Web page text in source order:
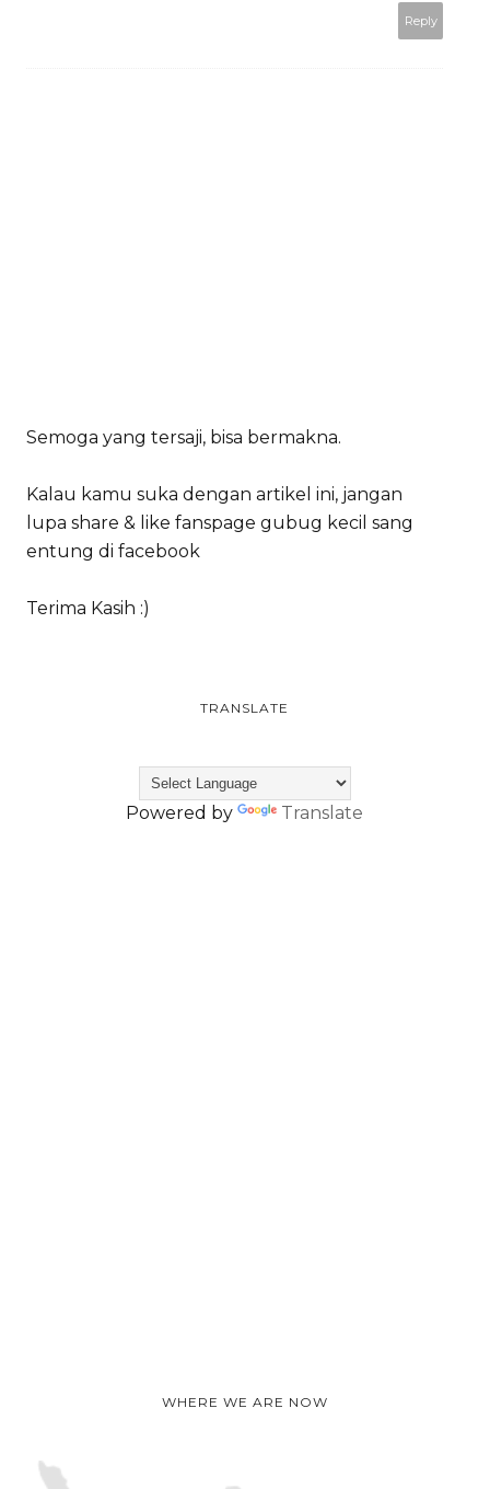
Reply
Semoga yang tersaji, bisa bermakna.
Kalau kamu suka dengan artikel ini, jangan
lupa share & like fanspage gubug kecil sang
entung di facebook
Terima Kasih :)
TRANSLATE
Powered by Translate
WHERE WE ARE NOW